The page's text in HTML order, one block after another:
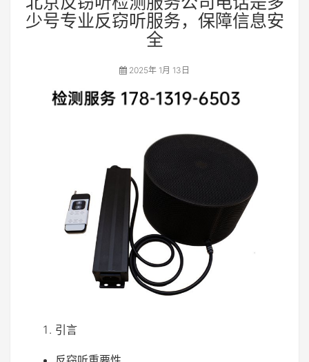
少号专业反窃听服务，保障信息安
全
2025年 1月 13日
引言